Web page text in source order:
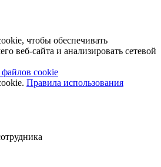
чтобы обеспечивать
веб-сайта и анализировать сетевой
cookie
Правила использования